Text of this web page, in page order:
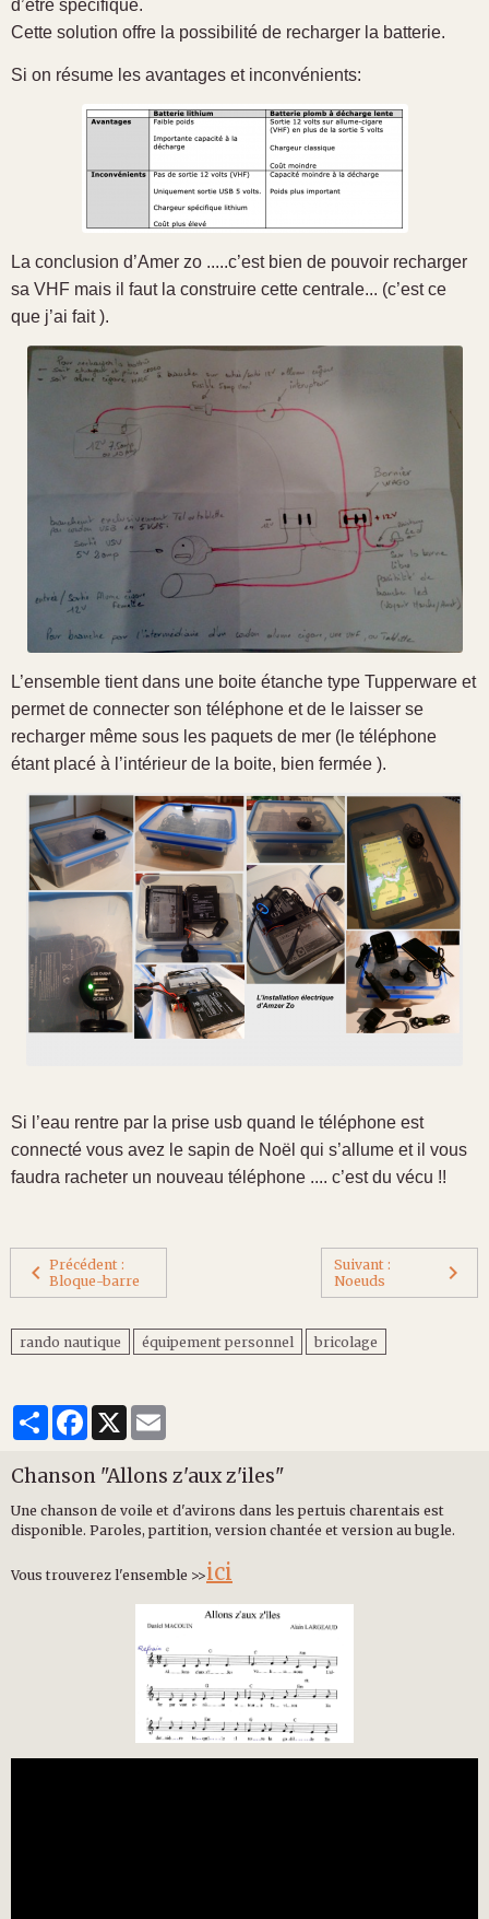
d’être spécifique.
Cette solution offre la possibilité de recharger la batterie.
Si on résume les avantages et inconvénients:
La conclusion d’Amer zo .....c’est bien de pouvoir recharger
sa VHF mais il faut la construire cette centrale... (c’est ce
que j’ai fait ).
L’ensemble tient dans une boite étanche type Tupperware et
permet de connecter son téléphone et de le laisser se
recharger même sous les paquets de mer (le téléphone
étant placé à l’intérieur de la boite, bien fermée ).
Si l’eau rentre par la prise usb quand le téléphone est
connecté vous avez le sapin de Noël qui s’allume et il vous
faudra racheter un nouveau téléphone .... c’est du vécu !!
Précédent :
Bloque-barre
Suivant :
Noeuds
rando nautique équipement personnel bricolage
PartagerFacebook
X
Chanson "Allons z'aux z'iles"
Une chanson de voile et d'avirons dans les pertuis charentais est
disponible. Paroles, partition, version chantée et version au bugle.
Vous trouverez l'ensemble >>ici